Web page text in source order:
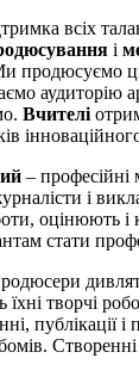
всіх
і
аудиторію
Вчителі
– професійні
і
оцінюють
стати
їхні творчі
публікації і